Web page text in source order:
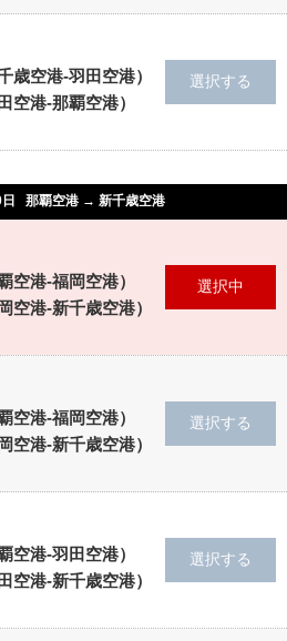
空港‐羽田空港）
港‐那覇空港）
那覇空港 → 新千歳空港
港‐福岡空港）
港‐新千歳空港）
港‐福岡空港）
港‐新千歳空港）
港‐羽田空港）
港‐新千歳空港）